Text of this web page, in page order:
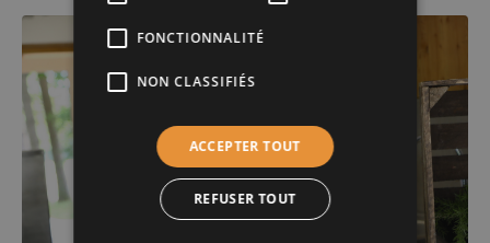
FONCTIONNALITÉ
NON CLASSIFIÉS
ACCEPTER TOUT
REFUSER TOUT